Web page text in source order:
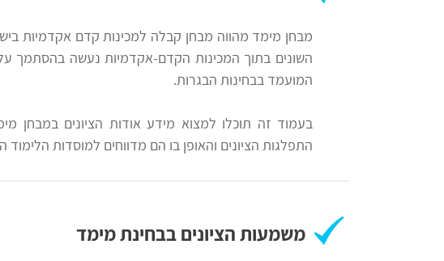
מבחן מימד מהווה מבחן קבלה למכינות קדם אקדמיות
השונים בתוך המכינות הקדם-אקדמיות נעשה בהסתמך על
המועמד בבחינות הבגרות.
בעמוד זה תוכלו למצוא מידע אודות הציונים במבחן
התפלגות הציונים והאופן בו הם מדווחים למוסדות הלימוד
משמעות הציונים בבחינת מימד